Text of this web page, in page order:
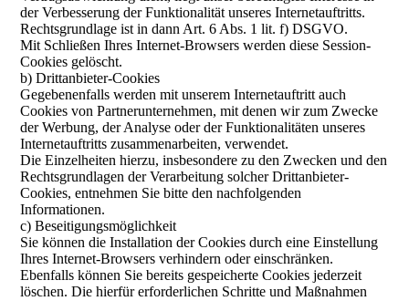
der Verbesserung der Funktionalität unseres Internetauftritts.
Rechtsgrundlage ist in dann Art. 6 Abs. 1 lit. f) DSGVO.
Mit Schließen Ihres Internet-Browsers werden diese Session-
Cookies gelöscht.
b) Drittanbieter-Cookies
Gegebenenfalls werden mit unserem Internetauftritt auch
Cookies von Partnerunternehmen, mit denen wir zum Zwecke
der Werbung, der Analyse oder der Funktionalitäten unseres
Internetauftritts zusammenarbeiten, verwendet.
Die Einzelheiten hierzu, insbesondere zu den Zwecken und den
Rechtsgrundlagen der Verarbeitung solcher Drittanbieter-
Cookies, entnehmen Sie bitte den nachfolgenden
Informationen.
c) Beseitigungsmöglichkeit
Sie können die Installation der Cookies durch eine Einstellung
Ihres Internet-Browsers verhindern oder einschränken.
Ebenfalls können Sie bereits gespeicherte Cookies jederzeit
löschen. Die hierfür erforderlichen Schritte und Maßnahmen